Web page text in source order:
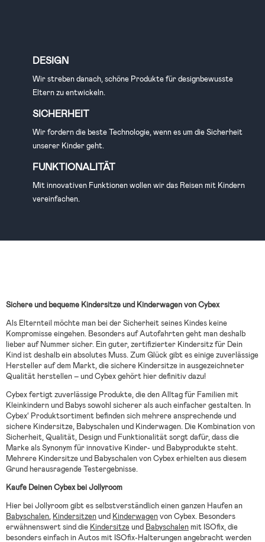
DESIGN
Wir streben danach, schöne Produkte für designbewusste
Eltern zu entwickeln.
SICHERHEIT
Wir fordern die beste Technologie, wenn es um die Sicherheit
unserer Kinder geht.
FUNKTIONALITÄT
Mit innovativen Funktionen wollen wir das Reisen mit Kindern
vereinfachen.
Sichere und bequeme Kindersitze und Kinderwagen von Cybex
Als Elternteil möchte man bei der Sicherheit seines Kindes keine
Kompromisse eingehen. Besonders auf Autofahrten geht man deshalb
lieber auf Nummer sicher. Ein guter, zertifizierter Kindersitz für Dein
Kind ist deshalb ein absolutes Muss. Zum Glück gibt es einige zuverlässige
Hersteller auf dem Markt, die sichere Kindersitze in ausgezeichneter
Qualität herstellen – und Cybex gehört hier definitiv dazu!
Cybex fertigt zuverlässige Produkte, die den Alltag für Familien mit
Kleinkindern und Babys sowohl sicherer als auch einfacher gestalten. In
Cybex‘ Produktsortiment befinden sich mehrere ansprechende und
sichere Kindersitze, Babyschalen und Kinderwagen. Die Kombination von
Sicherheit, Qualität, Design und Funktionalität sorgt dafür, dass die
Marke als Synonym für innovative Kinder- und Babyprodukte steht.
Mehrere Kindersitze und Babyschalen von Cybex erhielten aus diesem
Grund herausragende Testergebnisse.
Kaufe Deinen Cybex bei Jollyroom
Hier bei Jollyroom gibt es selbstverständlich einen ganzen Haufen an
Babyschalen, Kindersitzenund Kinderwagenvon Cybex. Besonders
erwähnenswert sind die Kindersitzeund Babyschalenmit ISOfix, die
besonders einfach in Autos mit ISOfix-Halterungen angebracht werden